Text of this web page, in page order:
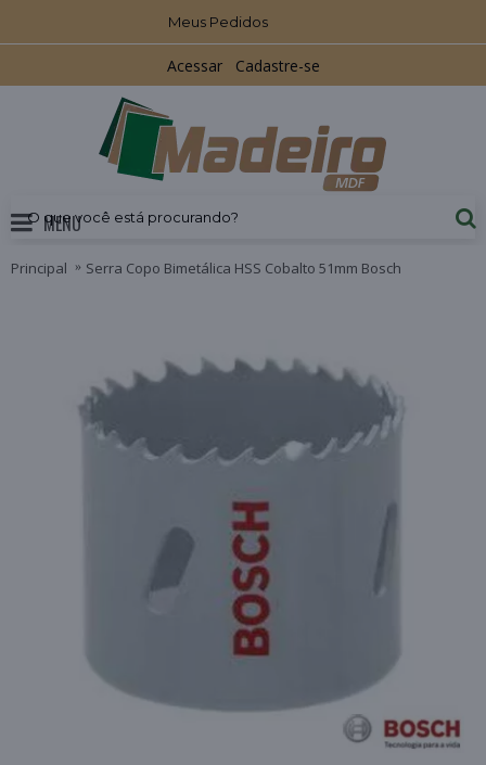
Meus Pedidos
Acessar Cadastre-se
MENU
Principal Serra Copo Bimetálica HSS Cobalto 51mm Bosch